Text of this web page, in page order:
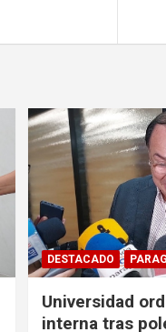
DESTACADO
Universidad
interna tras